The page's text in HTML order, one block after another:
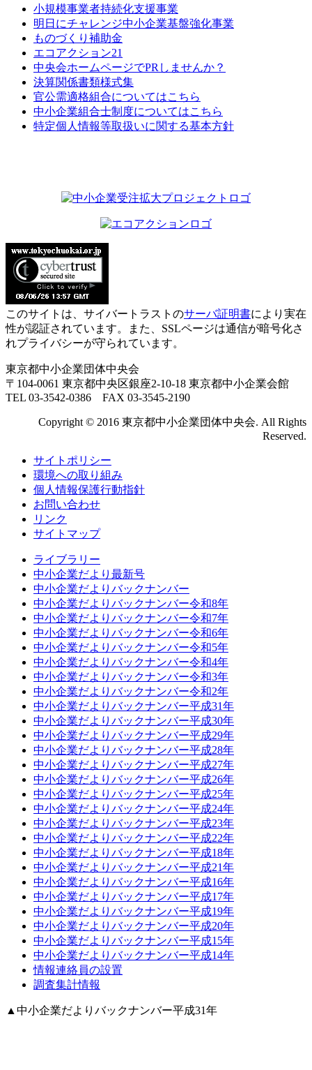
小規模事業者持続化支援事業
明日にチャレンジ中小企業基盤強化事業
ものづくり補助金
エコアクション21
中央会ホームページでPRしませんか？
決算関係書類様式集
官公需適格組合についてはこちら
中小企業組合士制度についてはこちら
特定個人情報等取扱いに関する基本方針
このサイトは、サイバートラストのサーバ証明書により実在
性が認証されています。また、SSLページは通信が暗号化さ
れプライバシーが守られています。
東京都中小企業団体中央会
〒104-0061 東京都中央区銀座2-10-18 東京都中小企業会館
TEL 03-3542-0386 FAX 03-3545-2190
Copyright © 2016 東京都中小企業団体中央会. All Rights
Reserved.
サイトポリシー
環境への取り組み
個人情報保護行動指針
お問い合わせ
リンク
サイトマップ
ライブラリー
中小企業だより最新号
中小企業だよりバックナンバー
中小企業だよりバックナンバー令和8年
中小企業だよりバックナンバー令和7年
中小企業だよりバックナンバー令和6年
中小企業だよりバックナンバー令和5年
中小企業だよりバックナンバー令和4年
中小企業だよりバックナンバー令和3年
中小企業だよりバックナンバー令和2年
中小企業だよりバックナンバー平成31年
中小企業だよりバックナンバー平成30年
中小企業だよりバックナンバー平成29年
中小企業だよりバックナンバー平成28年
中小企業だよりバックナンバー平成27年
中小企業だよりバックナンバー平成26年
中小企業だよりバックナンバー平成25年
中小企業だよりバックナンバー平成24年
中小企業だよりバックナンバー平成23年
中小企業だよりバックナンバー平成22年
中小企業だよりバックナンバー平成18年
中小企業だよりバックナンバー平成21年
中小企業だよりバックナンバー平成16年
中小企業だよりバックナンバー平成17年
中小企業だよりバックナンバー平成19年
中小企業だよりバックナンバー平成20年
中小企業だよりバックナンバー平成15年
中小企業だよりバックナンバー平成14年
情報連絡員の設置
調査集計情報
▲ 中小企業だよりバックナンバー平成31年